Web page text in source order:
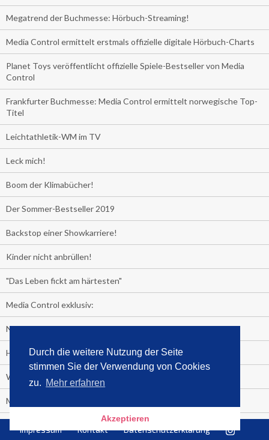
Durch die weitere Nutzung der Seite
stimmen Sie der Verwendung von Cookies
zu. Mehr erfahren
Akzeptieren
Megatrend der Buchmesse: Hörbuch-Streaming!
Media Control ermittelt erstmals offizielle digitale Hörbuch-Charts
Planet Toys veröffentlicht offizielle Spiele-Bestseller von Media
Control
Frankfurter Buchmesse: Media Control ermittelt norwegische Top-
Titel
Leichtathletik-WM im TV
Leck mich!
Boom der Klimabücher!
Der Sommer-Bestseller 2019
Backstop einer Showkarriere!
Kinder nicht anbrüllen!
"Das Leben fickt am härtesten"
Media Control exklusiv:
Negativzins
Heute ist Tag des Malbuchs
Welches Auto fahren Sie?
Media Control ermittelt: Das ist der Sommerhit 2019
Rammstein, "Tatort" und ein Känguru an der Spitze
Impressum Kontakt Datenschutzerklärung